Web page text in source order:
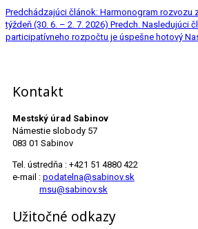
Predchádzajúci článok: Harmonogram rozvozu
týždeň (30. 6. – 2. 7. 2026) Predch. Nasledujúci
participatívneho rozpočtu je úspešne hotový
Kontakt
Mestský úrad Sabinov
Námestie slobody 57
083 01 Sabinov
Tel. ústredňa : +421 51 4880 422
e-mail : podatelna@sabinov.sk
msu@sabinov.sk
Užitočné odkazy